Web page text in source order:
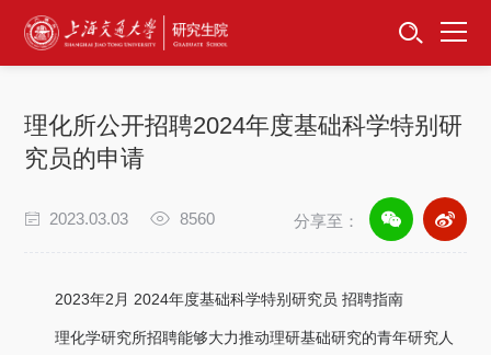
首页
招生工作
理化所公开招聘2024年度基础科学特别研
究员的申请
2023.03.03 8560 分享至：
2023年2月 2024年度基础科学特别研究员 招聘指南
理化学研究所招聘能够大力推动理研基础研究的青年研究人